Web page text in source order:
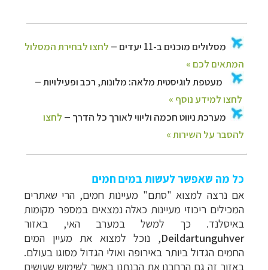
כל מה שאפשר לעשות במים חמים
אם נרצה למצוא "סתם" מעיינות חמים, הרי שאתרים
המכילים ריכוזי מעיינות כאלה נמצאים במספר מקומות
באיסלנד. כך למשל במערב האי, באזור
Deildartunguhver, נוכל למצוא את מעיין המים
החמים הגדול ביותר באירופה ואולי הגדול מסוגו בעולם.
באזור זה גם הרחבנו את הבנתנו באשר לשימוש שעושים